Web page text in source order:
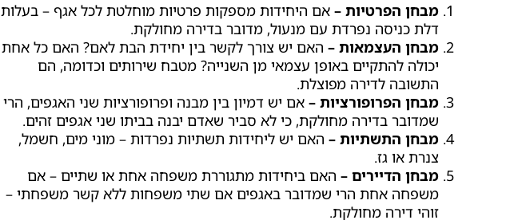
מבחן הפרטיות – אם היחידות מספקות פרטיות מוחלטת לכל אגף – בעלות
דלת כניסה נפרדת עם מנעול, מדובר בדירה מחולקת.
מבחן העצמאות – האם יש צורך לקשר בין יחידת הבת לאם? האם כל אחת
יכולה להתקיים באופן עצמאי מן השנייה? מטבח שירותים וכדומה, הם
התשובה לדירה מפוצלת.
מבחן הפרופורציות – אם יש דמיון בין מבנה ופרופורציות שני האגפים, הרי
שמדובר בדירה מחולקת, כי לא סביר שאדם יבנה בביתו שני אגפים זהים.
מבחן התשתיות – האם יש ליחידות תשתיות נפרדות – מוני מים, חשמל,
צנרת או גז.
מבחן הדיירים – האם ביחידות מתגוררת משפחה אחת או שתיים – אם
משפחה אחת הרי שמדובר באגפים אם שתי משפחות ללא קשר משפחתי –
זוהי דירה מחולקת.